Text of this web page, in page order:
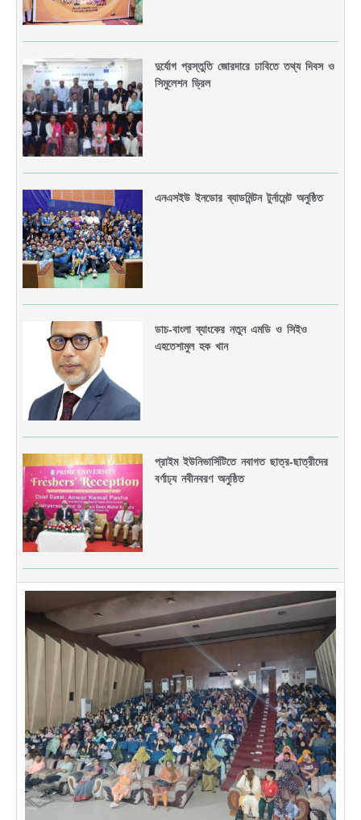
দুর্যোগ প্রস্তুতি জোরদারে ঢাবিতে তথ্য দিবস ও
সিমুলেশন ড্রিল
এনএসইউ ইনডোর ব্যাডমিন্টন টুর্নামেন্ট অনুষ্ঠিত
ডাচ-বাংলা ব্যাংকের নতুন এমডি ও সিইও
এহতেশামুল হক খান
প্রাইম ইউনিভার্সিটিতে নবাগত ছাত্র-ছাত্রীদের
বর্ণাঢ্য নবীনবরণ অনুষ্ঠিত